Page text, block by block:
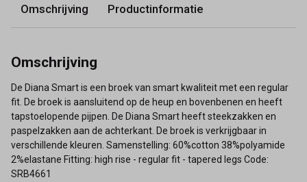
Omschrijving Productinformatie
Omschrijving
De Diana Smart is een broek van smart kwaliteit met een regular
fit. De broek is aansluitend op de heup en bovenbenen en heeft
tapstoelopende pijpen. De Diana Smart heeft steekzakken en
paspelzakken aan de achterkant. De broek is verkrijgbaar in
verschillende kleuren. Samenstelling: 60%cotton 38%polyamide
2%elastane Fitting: high rise - regular fit - tapered legs Code:
SRB4661